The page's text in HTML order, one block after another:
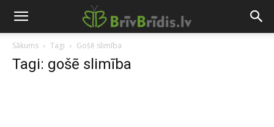
Sākums Tagi Gošē slimība
Tagi: gošē slimība